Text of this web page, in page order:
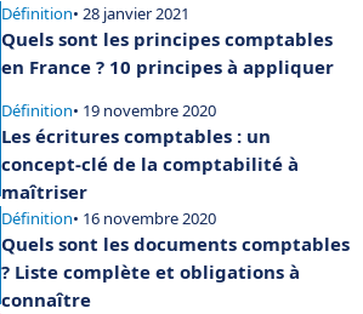
Définition• 28 janvier 2021
Quels sont les principes comptables
en France ? 10 principes à appliquer
Définition• 19 novembre 2020
Les écritures comptables : un
concept-clé de la comptabilité à
maîtriser
Définition• 16 novembre 2020
Quels sont les documents comptables
? Liste complète et obligations à
connaître